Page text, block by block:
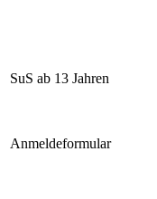
SuS ab 13 Jahren
Anmeldeformular